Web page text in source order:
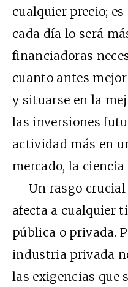
cualquier precio;
cada día lo será
financiadoras
cuanto antes
y situarse en la
las inversiones
actividad más en
mercado, la
Un rasgo crucial
afecta a cualquier
pública o privada.
industria privada
las exigencias que